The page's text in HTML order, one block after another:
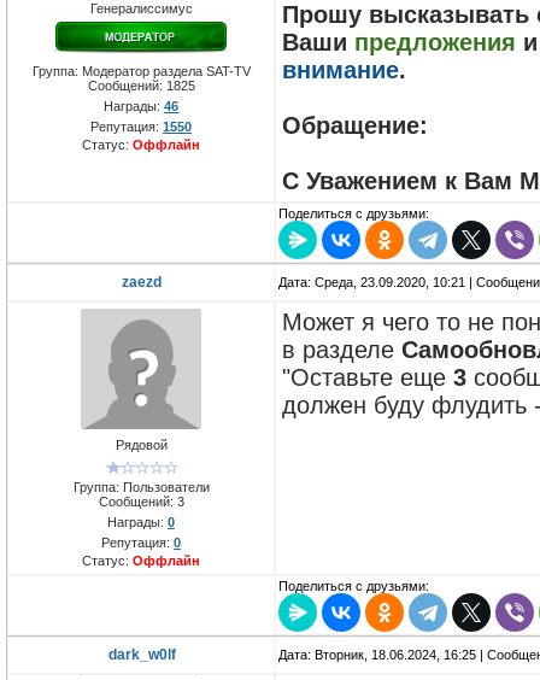
Генералиссимус
Группа: Модератор раздела SAT-TV
Сообщений: 1825
Награды: 46
Репутация: 1550
Статус: Оффлайн
Прошу высказывать
Ваши предложения
внимание.
Обращение:
С Уважением к Вам
Поделиться с друзьями:
zaezd Дата: Среда, 23.09.2020, 10:21 |
Рядовой
Группа: Пользователи
Сообщений: 3
Награды: 0
Репутация: 0
Статус: Оффлайн
Может я чего то не
в разделе
"Оставьте еще 3
должен буду флудить
Поделиться с друзьями:
dark_w0lf Дата: Вторник, 18.06.2024, 16:25 |